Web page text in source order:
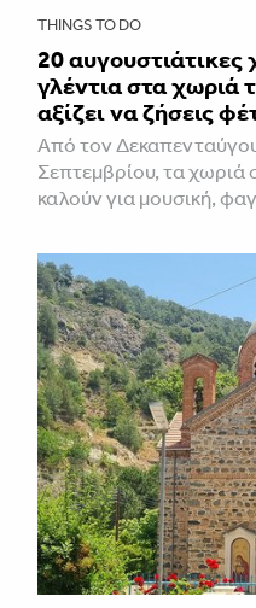
THINGS TO DO
20 αυγουστιάτικες
γλέντια στα χωριά
αξίζει να ζήσεις
Από τον
Σεπτεμβρίου, τα χωριά
καλούν για μουσική,